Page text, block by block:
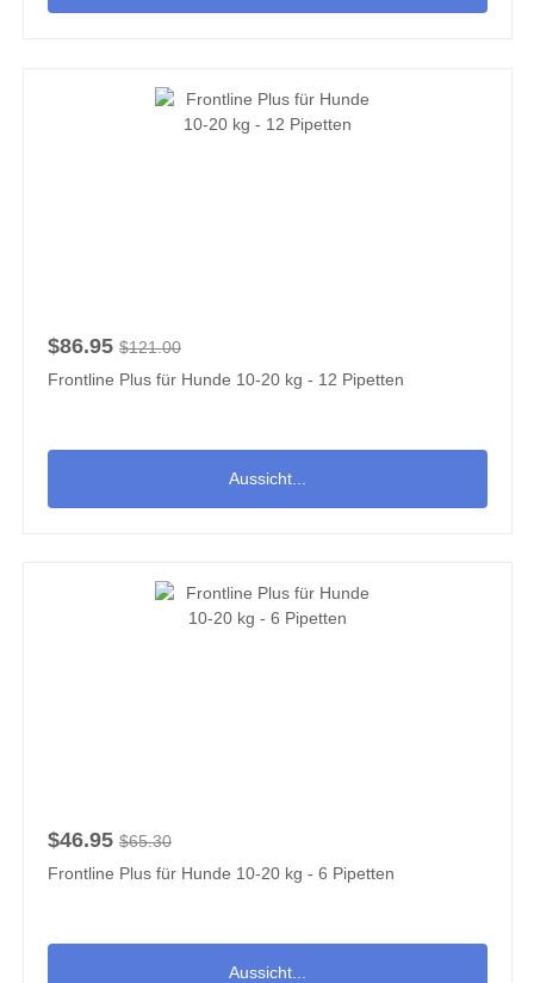
$86.95 $121.00
Frontline Plus für Hunde 10-20 kg - 12 Pipetten
Aussicht...
$46.95 $65.30
Frontline Plus für Hunde 10-20 kg - 6 Pipetten
Aussicht...